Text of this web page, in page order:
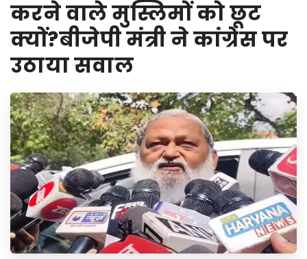
करने वाले मुस्लिमों को छूट
क्यों?बीजेपी मंत्री ने कांग्रेस पर
उठाया सवाल